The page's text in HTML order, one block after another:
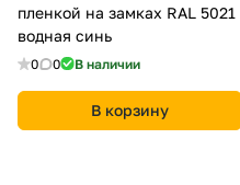
пленкой на замках RAL 5021
водная синь
0 0 В наличии
В корзину